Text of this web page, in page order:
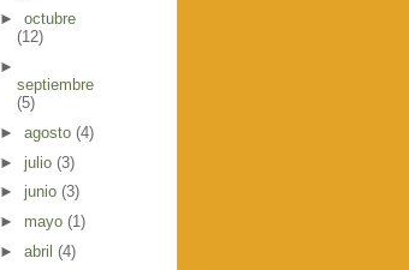
► octubre
(12)
►
septiembre
(5)
► agosto (4)
► julio (3)
► junio (3)
► mayo (1)
► abril (4)